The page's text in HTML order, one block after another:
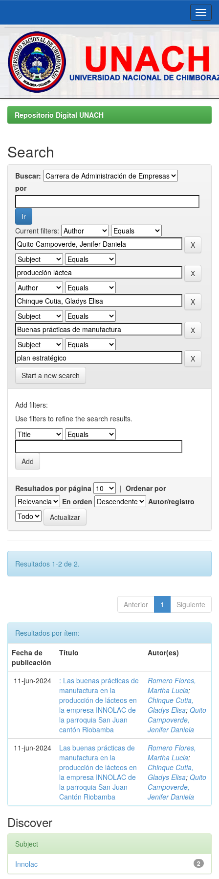
Skip
navigationRepositorio Digital UNACH
Search
Buscar:
por
Current filters:
Start a new search
Add filters:
Use filters to refine the search results.
Resultados por página | Ordenar por
En orden
Autor/registro
Resultados 1-2 de 2.
Anterior 1 Siguiente
Resultados por ítem:
Fecha de
publicación
Título Autor(es)
11-jun-2024
: Las buenas prácticas de
manufactura en la
producción de lácteos en
la empresa INNOLAC de
la parroquia San Juan
cantón Riobamba
Romero Flores,
Martha Lucia;
Chinque Cutia,
Gladys Elisa; Quito
Campoverde,
Jenifer Daniela
11-jun-2024
Las buenas prácticas de
manufactura en la
producción de lácteos en
la empresa INNOLAC de
la parroquia San Juan
Cantón Riobamba
Romero Flores,
Martha Lucia;
Chinque Cutia,
Gladys Elisa; Quito
Campoverde,
Jenifer Daniela
Discover
Subject
2
Innolac